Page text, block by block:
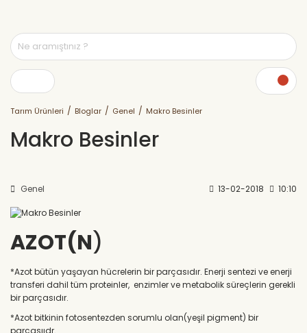
Tarım Ürünleri Bloglar Genel Makro Besinler
Makro Besinler
Genel 13-02-2018 10:10
AZOT(N)
*Azot bütün yaşayan hücrelerin bir parçasıdır. Enerji sentezi ve enerji
transferi dahil tüm proteinler, enzimler ve metabolik süreçlerin gerekli
bir parçasıdır.
*Azot bitkinin fotosentezden sorumlu olan(yeşil pigment) bir
parçasııdr.